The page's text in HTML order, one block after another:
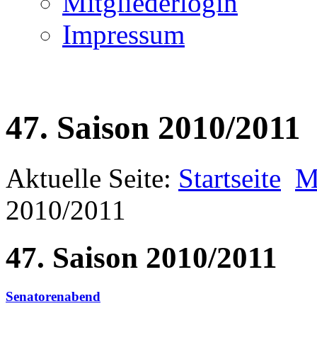
Impressum
47. Saison 2010/2011
Aktuelle Seite: Startseite
2010/2011
47. Saison 2010/2011
Senatorenabend